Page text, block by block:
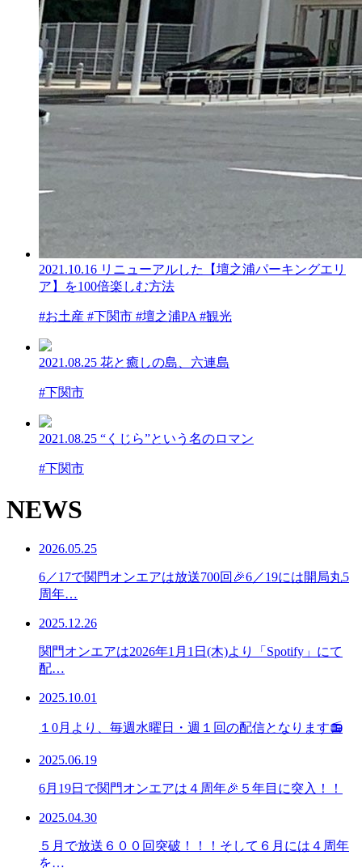
2021.10.16 リニューアルした【壇之浦パーキングエリ
ア】を100倍楽しむ方法
#お土産 #下関市 #壇之浦PA #観光
2021.08.25 花と癒しの島、六連島
#下関市
2021.08.25 “くじら”という名のロマン
#下関市
NEWS
2026.05.25
6／17で関門オンエアは放送700回🎉6／19には開局丸5
周年…
2025.12.26
関門オンエアは2026年1月1日(木)より「Spotify」にて
配…
2025.10.01
１0月より、毎週水曜日・週１回の配信となります📻
2025.06.19
6月19日で関門オンエアは４周年🎉５年目に突入！！
2025.04.30
５月で放送６００回突破！！！そして６月には４周年
を…